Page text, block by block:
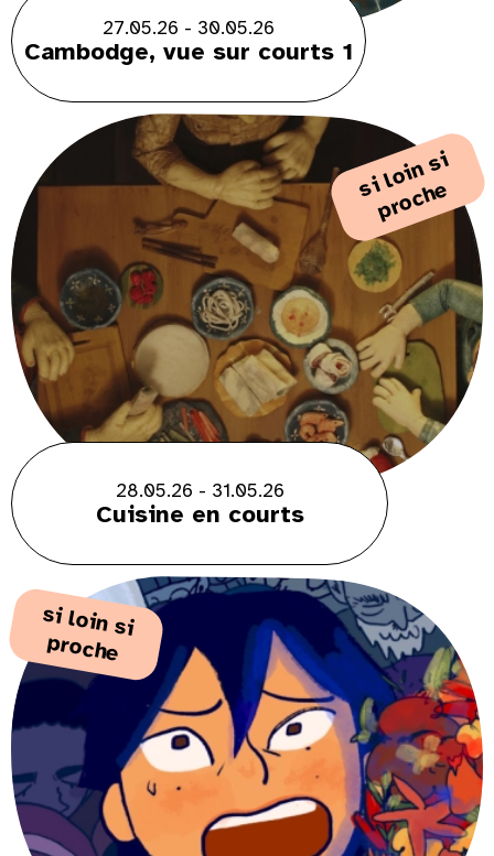
27.05.26 - 30.05.26
Cambodge, vue sur courts 1
s
i
l
o
i
n
s
i
p
r
o
c
h
e
28.05.26 - 31.05.26
Cuisine en courts
s
i lo
in s
i
p
ro
che